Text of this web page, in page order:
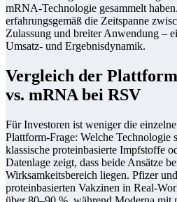
mRNA-Technologie gesammelt
erfahrungsgemäß die Zeitspanne
Zulassung und breiter Anwendung –
Umsatz- und Ergebnisdynamik.
Vergleich der
vs. mRNA bei RSV
Für Investoren ist weniger die
Plattform-Frage: Welche Technologie
klassische proteinbasierte Impfstoffe
Datenlage zeigt, dass beide Ansätze
Wirksamkeitsbereich liegen. Pfizer
proteinbasierten Vakzinen in Real-